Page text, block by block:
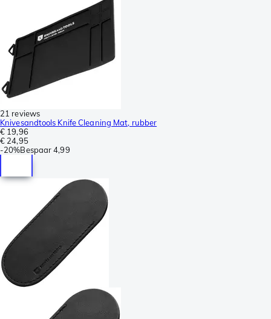
21 reviews
Knivesandtools Knife Cleaning Mat, rubber
€ 19,96
€ 24,95
-20%Bespaar 4,99